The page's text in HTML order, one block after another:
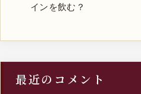
インを飲む？
最近のコメント